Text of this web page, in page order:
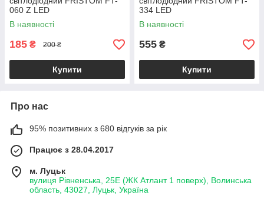
060 Z LED
В наявності
185 ₴ 200 ₴
Купити
334 LED
В наявності
555 ₴
Купити
Про нас
95% позитивних з 680 відгуків за рік
Працює з 28.04.2017
м. Луцьк
вулиця Рівненська, 25Е (ЖК Атлант 1 поверх), Волинська
область, 43027, Луцьк, Україна